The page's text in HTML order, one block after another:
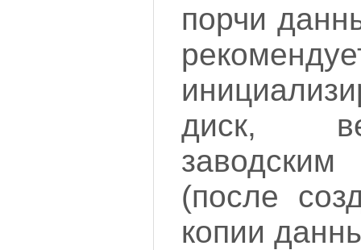
порчи
диск,
(после
копии